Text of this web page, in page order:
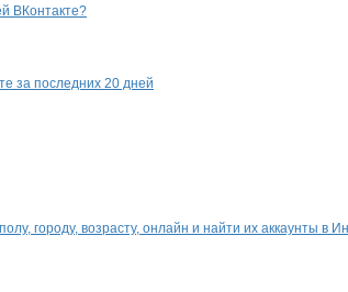
ВКонтакте?
за последних 20 дней
городу, возрасту, онлайн и найти их аккаунты в